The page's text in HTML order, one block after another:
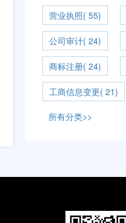
营业执照( 55)
公司审计( 24)
商标注册( 24)
工商信息变更( 21)
所有分类>>